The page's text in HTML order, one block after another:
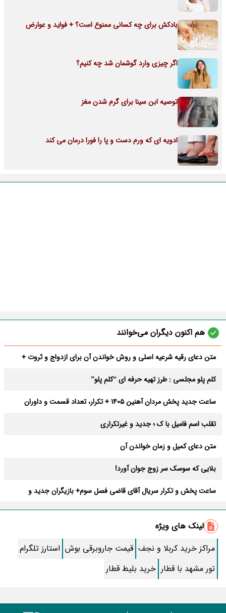
بادکش برای چه کسانی ممنوع است؟ + فواید و عوارض
اگر چیزی وارد گوشمان شد چه کنیم؟
توصیه ابن سینا برای گرم شدن مغز
ادویه ای که ورم دست و پا را فورا درمان می کند
هم اکنون دیگران می‌خوانند
متن دعای رقیه شرعیه اصلی و روش خواندن آن برای ازدواج و ثروت +
کلم پلو مجلسی : طرز تهیه حرفه ای “کلم پلو”
ساعت جدید پخش مردان آهنین 1405 + تکرار، تعداد قسمت و داوران
تقلب اسم فامیل با ک ؛ جدید و غیرتکراری
متن دعای کمیل و زمان خواندن آن
بلایی که سوسک سر زوج جوان آورد!
ساعت پخش و تکرار سریال آقای قاضی فصل سوم+ بازیگران جدید و
طرز تهیه سالاد ماکارونی خانگی خوشمزه و لذیذ + آموزش تصویری
طرز تهیه پاستا با سس آلفردو و مرغ فوری + آموزش تصویری پنه
جواب کامل اسم فامیل با “س”
ماه قرمز نشانه آخر دنیا در آسمان ظاهر شد !
جملات زیبا برای بهترین پدر دنیا
لینک های ویژه
مراکز خرید کربلا و نجف قیمت جاروبرقی بوش استارز تلگرام
تور مشهد با قطار خرید بلیط قطار